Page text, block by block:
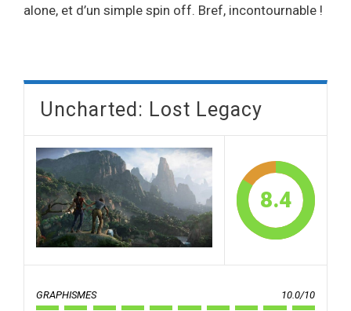
alone, et d’un simple spin off. Bref, incontournable !
Uncharted: Lost Legacy
8.4
GRAPHISMES 10.0/10